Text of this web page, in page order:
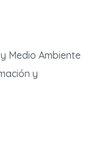
Medio Ambiente
y